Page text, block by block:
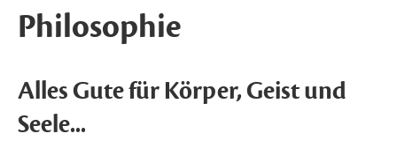
Philosophie
Alles Gute für Körper, Geist und
Seele...